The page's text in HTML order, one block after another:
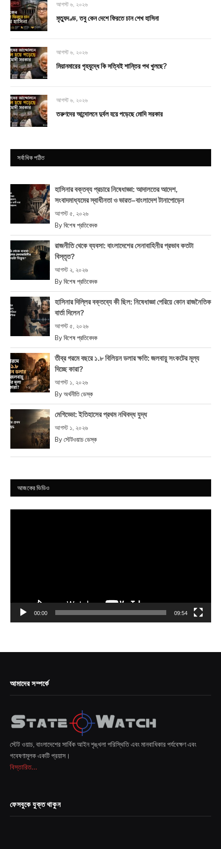
আগস্ট ৬, ২০২৬
মৃত্যুদণ্ড, তবু কেন দেশে ফিরতে চান শেখ হাসিনা
আগস্ট ৬, ২০২৬
মিয়ানমারের গৃহযুদ্ধে কি সত্যিই শান্তির পথ খুলছে?
আগস্ট ৬, ২০২৬
তরুণদের আন্দোলনে দুর্বল হয়ে পড়েছে মোদি সরকার
সর্বাধিক পঠিত
হাসিনার বক্তব্য প্রচারে নিষেধাজ্ঞা: আদালতের আদেশ,
সংবাদমাধ্যমের স্বাধীনতা ও ভারত–বাংলাদেশ টানাপোড়েন
আগস্ট ৫, ২০২৬
By বিশেষ প্রতিবেদক
রাজনীতি থেকে ব্যবসা: বাংলাদেশের সেনাবাহিনীর প্রভাব কতটা
বিস্তৃত?
আগস্ট ২, ২০২৬
By বিশেষ প্রতিবেদক
হাসিনার দিল্লির বক্তব্যে কী ছিল: নিষেধাজ্ঞা পেরিয়ে কোন রাজনৈতিক
বার্তা দিলেন?
আগস্ট ৫, ২০২৬
By বিশেষ প্রতিবেদক
তীব্র গরমে বছরে ১.৮ বিলিয়ন ডলার ক্ষতি: জলবায়ু সংকটের মূল্য
দিচ্ছে কারা?
আগস্ট ১, ২০২৬
By অর্থনীতি ডেস্ক
মেগিড্ডো: ইতিহাসের প্রথম নথিবদ্ধ যুদ্ধ
আগস্ট ১, ২০২৬
By স্টেটওয়াচ ডেস্ক
আজকের ভিডিও
00:00 09:54
আমাদের সম্পর্কে
স্টেট ওয়াচ, বাংলাদেশের সার্বিক আইন শৃঙ্খলা পরিস্থিতি এবং মানবাধিকার পর্যবেক্ষণ এবং
গবেষণামূলক একটি প্রয়াস।
বিস্তারিত...
ফেসবুকে যুক্ত থাকুন